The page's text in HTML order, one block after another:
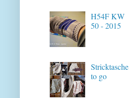
H54F KW
50 - 2015
Stricktasche
to go